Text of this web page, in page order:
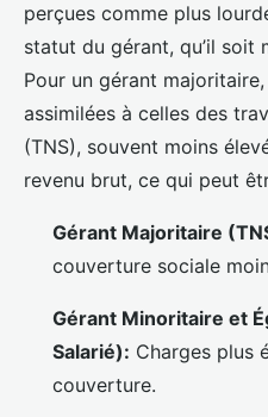
perçues comme plus
statut du gérant, qu’il soit
Pour un gérant
assimilées à celles des
(TNS), souvent moins
revenu brut, ce qui peut
Gérant Majoritaire
couverture sociale
Gérant Minoritaire et
Salarié): Charges plus
couverture.